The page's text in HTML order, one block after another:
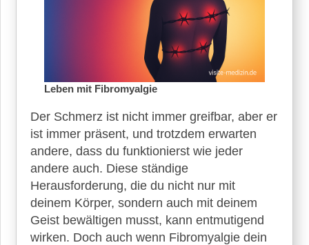
Leben mit Fibromyalgie
Der Schmerz ist nicht immer greifbar, aber er
ist immer präsent, und trotzdem erwarten
andere, dass du funktionierst wie jeder
andere auch. Diese ständige
Herausforderung, die du nicht nur mit
deinem Körper, sondern auch mit deinem
Geist bewältigen musst, kann entmutigend
wirken. Doch auch wenn Fibromyalgie dein
Fibromyalgie
Leben
mit
Fibromyalgie
Schmerzempfinden
Heilpflanzen
bei
Fibromyalgie